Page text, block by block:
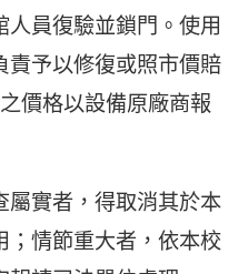
人員復驗並鎖門。使用
責予以修復或照市價賠
價格以設備原廠商報
屬實者，得取消其於本
；情節重大者，依本校